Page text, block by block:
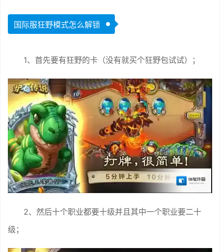
国际服狂野模式怎么解锁
1、首先要有狂野的卡（没有就买个狂野包试试）；
2、然后十个职业都要十级并且其中一个职业要二十
级；